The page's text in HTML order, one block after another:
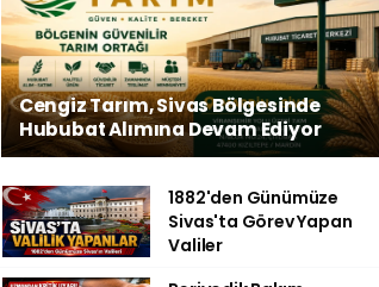
Cengiz Tarım, Sivas Bölgesinde
Hububat Alımına Devam Ediyor
1882'den Günümüze
Sivas'ta Görev Yapan
Valiler